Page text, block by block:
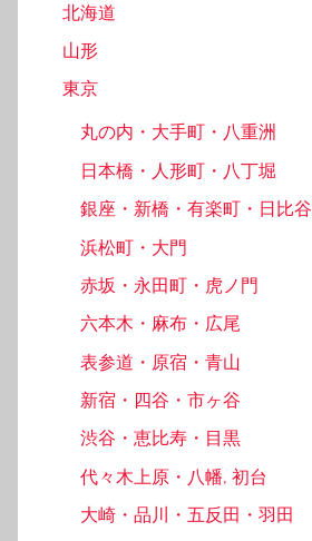
北海道
山形
東京
丸の内・大手町・八重洲
日本橋・人形町・八丁堀
銀座・新橋・有楽町・日比谷
浜松町・大門
赤坂・永田町・虎ノ門
六本木・麻布・広尾
表参道・原宿・青山
新宿・四谷・市ヶ谷
渋谷・恵比寿・目黒
代々木上原・八幡, 初台
大崎・品川・五反田・羽田